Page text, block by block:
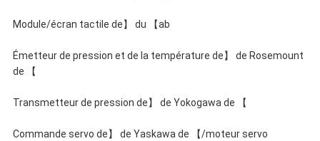
Module/écran tactile de】 du 【ab
Émetteur de pression et de la température de】 de Rosemount
de 【
Transmetteur de pression de】 de Yokogawa de 【
Commande servo de】 de Yaskawa de 【/moteur servo